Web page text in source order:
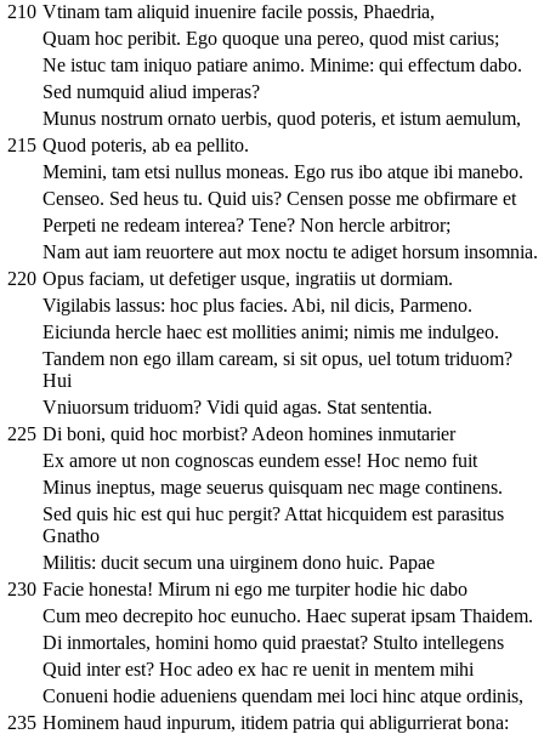
210 Vtinam tam aliquid inuenire facile possis, Phaedria,
Quam hoc peribit. Ego quoque una pereo, quod mist carius;
Ne istuc tam iniquo patiare animo. Minime: qui effectum dabo.
Sed numquid aliud imperas?
Munus nostrum ornato uerbis, quod poteris, et istum aemulum,
215 Quod poteris, ab ea pellito.
Memini, tam etsi nullus moneas. Ego rus ibo atque ibi manebo.
Censeo. Sed heus tu. Quid uis? Censen posse me obfirmare et
Perpeti ne redeam interea? Tene? Non hercle arbitror;
Nam aut iam reuortere aut mox noctu te adiget horsum insomnia.
220 Opus faciam, ut defetiger usque, ingratiis ut dormiam.
Vigilabis lassus: hoc plus facies. Abi, nil dicis, Parmeno.
Eiciunda hercle haec est mollities animi; nimis me indulgeo.
Tandem non ego illam caream, si sit opus, uel totum triduom?
Hui
Vniuorsum triduom? Vidi quid agas. Stat sententia.
225 Di boni, quid hoc morbist? Adeon homines inmutarier
Ex amore ut non cognoscas eundem esse! Hoc nemo fuit
Minus ineptus, mage seuerus quisquam nec mage continens.
Sed quis hic est qui huc pergit? Attat hicquidem est parasitus
Gnatho
Militis: ducit secum una uirginem dono huic. Papae
230 Facie honesta! Mirum ni ego me turpiter hodie hic dabo
Cum meo decrepito hoc eunucho. Haec superat ipsam Thaidem.
Di inmortales, homini homo quid praestat? Stulto intellegens
Quid inter est? Hoc adeo ex hac re uenit in mentem mihi
Conueni hodie adueniens quendam mei loci hinc atque ordinis,
235 Hominem haud inpurum, itidem patria qui abligurrierat bona: